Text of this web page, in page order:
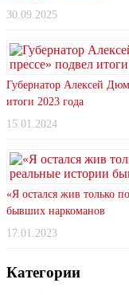
30.09.2025
Губернатор Алексей
итоги 2023 года
15.01.2024
«Я остался жив только
бывших наркоманов
17.01.2023
Категории